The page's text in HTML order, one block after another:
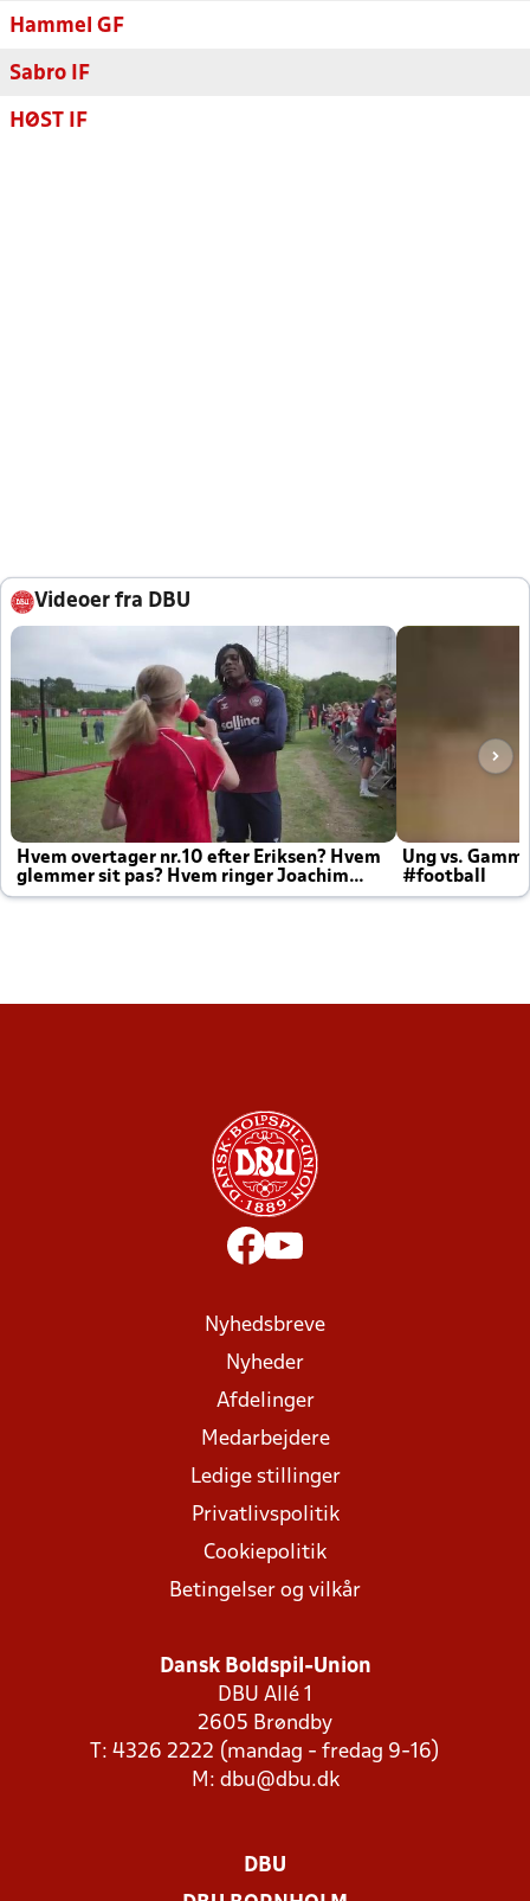
Hammel GF
Sabro IF
HØST IF
Videoer fra DBU
Hvem overtager nr.10 efter Eriksen? Hvem
glemmer sit pas? Hvem ringer Joachim
altid til efter kampe?
Ung vs.
#football
Nyhedsbreve
Nyheder
Afdelinger
Medarbejdere
Ledige stillinger
Privatlivspolitik
Cookiepolitik
Betingelser og vilkår
Dansk Boldspil-Union
DBU Allé 1
2605 Brøndby
T: 4326 2222 (mandag - fredag 9-16)
M: dbu@dbu.dk
DBU